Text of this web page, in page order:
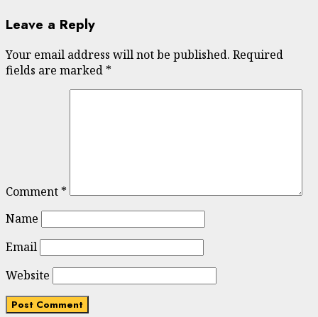
Leave a Reply
Your email address will not be published. Required
fields are marked *
Comment *
Name
Email
Website